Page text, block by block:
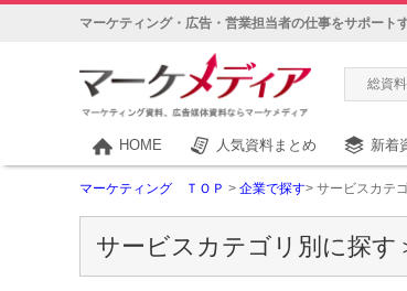
マーケティング・広告・営業担当者の仕事をサポート
総資
HOME 人気資料まとめ 新着
マーケティング ＴＯＰ > 企業で探す> サービスカテ
サービスカテゴリ別に探す